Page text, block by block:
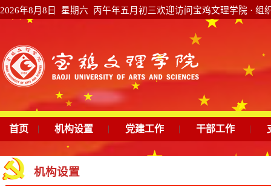
2026年8月8日 星期六 丙午年五月初三欢迎访问宝鸡文理学院 · 组
首页 | 机构设置 | 党建工作 | 干部工作 |
机构设置